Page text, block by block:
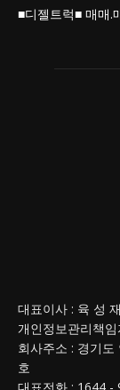
■디젤트럭■ 매매.
대표이사 : 육 성 재
개인정보관리책
회사주소 : 경기
호